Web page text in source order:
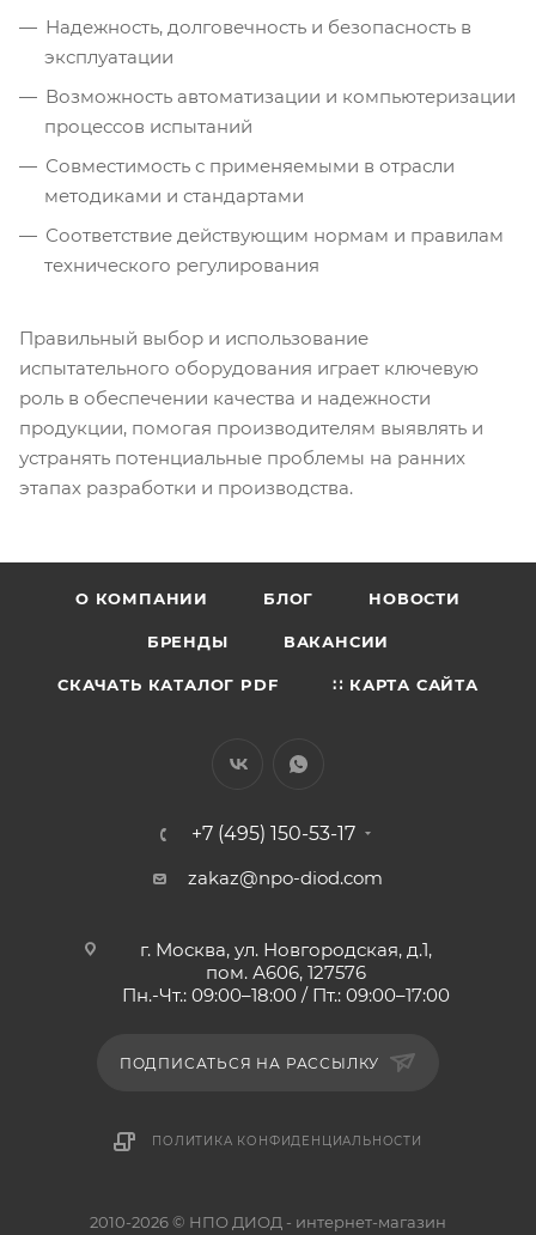
Надежность, долговечность и безопасность в
эксплуатации
Возможность автоматизации и компьютеризации
процессов испытаний
Совместимость с применяемыми в отрасли
методиками и стандартами
Соответствие действующим нормам и правилам
технического регулирования
Правильный выбор и использование
испытательного оборудования играет ключевую
роль в обеспечении качества и надежности
продукции, помогая производителям выявлять и
устранять потенциальные проблемы на ранних
этапах разработки и производства.
О КОМПАНИИ БЛОГ НОВОСТИ
БРЕНДЫ ВАКАНСИИ
СКАЧАТЬ КАТАЛОГ PDF ∷ КАРТА САЙТА
+7 (495) 150-53-17
zakaz@npo-diod.com
г. Москва, ул. Новгородская, д.1,
пом. А606, 127576
Пн.-Чт.: 09:00–18:00 / Пт.: 09:00–17:00
ПОДПИСАТЬСЯ НА РАССЫЛКУ
ПОЛИТИКА КОНФИДЕНЦИАЛЬНОСТИ
2010-2026 © НПО ДИОД - интернет-магазин